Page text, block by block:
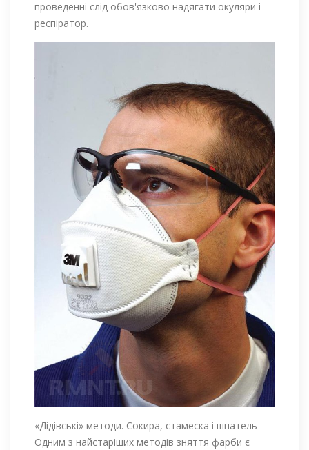
проведенні слід обов'язково надягати окуляри і
респіратор.
«Дідівські» методи. Сокира, стамеска і шпатель
Одним з найстаріших методів зняття фарби є